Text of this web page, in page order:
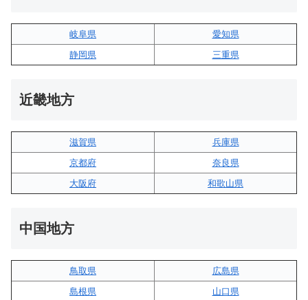
岐阜県
愛知県
静岡県
三重県
近畿地方
滋賀県
兵庫県
京都府
奈良県
大阪府
和歌山県
中国地方
鳥取県
広島県
島根県
山口県